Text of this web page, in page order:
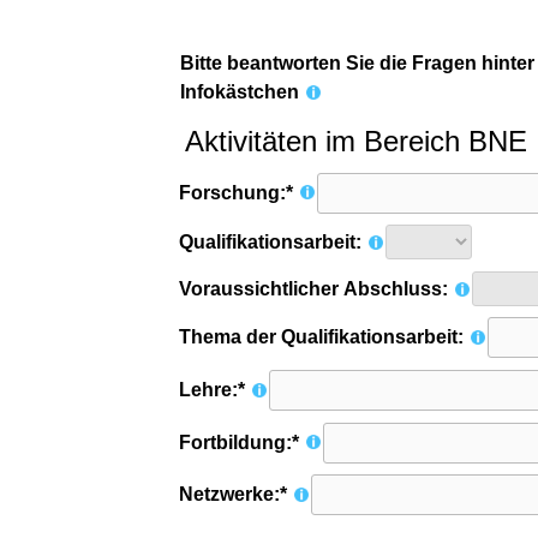
Bitte beantworten Sie die Fragen
Infokästchen
Aktivitäten im Bereich BNE
Forschung:*
Qualifikationsarbeit:
Voraussichtlicher Abschluss:
Thema der Qualifikationsarbeit:
Lehre:*
Fortbildung:*
Netzwerke:*